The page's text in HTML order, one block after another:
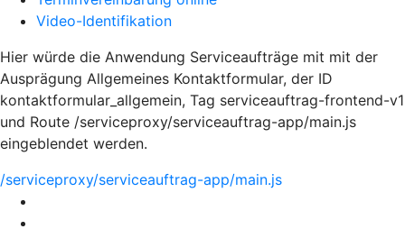
Video-Identifikation
Hier würde die Anwendung Serviceaufträge mit mit der
Ausprägung Allgemeines Kontaktformular, der ID
kontaktformular_allgemein, Tag serviceauftrag-frontend-v1
und Route /serviceproxy/serviceauftrag-app/main.js
eingeblendet werden.
/serviceproxy/serviceauftrag-app/main.js